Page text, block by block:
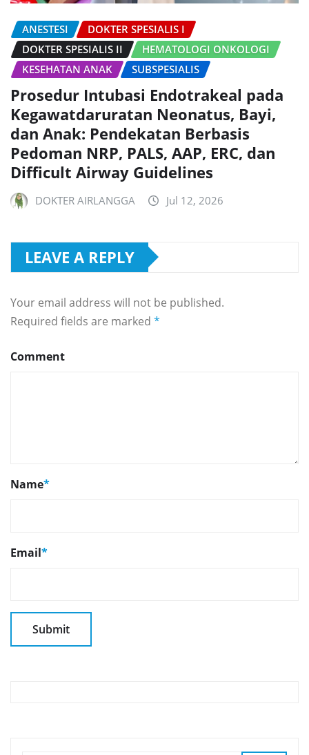
ANESTESI
DOKTER SPESIALIS I
DOKTER SPESIALIS II
HEMATOLOGI ONKOLOGI
KESEHATAN ANAK
SUBSPESIALIS
Prosedur Intubasi Endotrakeal pada
Kegawatdaruratan Neonatus, Bayi,
dan Anak: Pendekatan Berbasis
Pedoman NRP, PALS, AAP, ERC, dan
Difficult Airway Guidelines
DOKTER AIRLANGGA Jul 12, 2026
LEAVE A REPLY
Your email address will not be published.
Required fields are marked *
Comment
Name*
Email*